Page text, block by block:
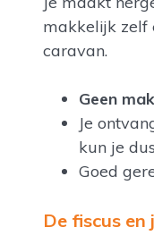
makkelijk zelf
caravan.
Geen
Je
kun je
Goed
De fiscus